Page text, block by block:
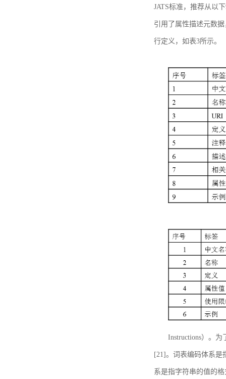
JATS标准，推荐从以
引用了属性描述元数
行定义，如表3所示。
Instructions）。
[21]。词表编码体系是
系是指字符串的值的